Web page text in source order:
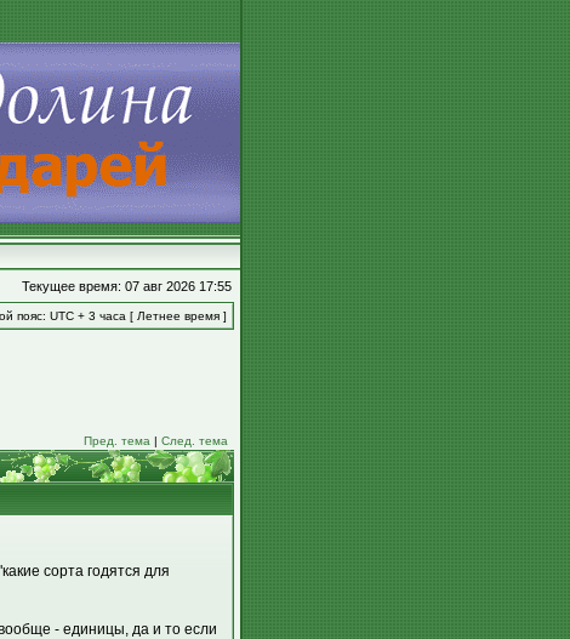
Текущее время: 07 авг 2026 17:55
пояс: UTC + 3 часа [ Летнее время ]
Пред. тема | След. тема
сорта годятся для
- единицы, да и то если